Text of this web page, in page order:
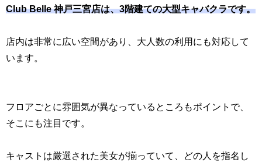
Club Belle 神戸三宮店は、3階建ての大型キャバクラです。
店内は非常に広い空間があり、大人数の利用にも対応して
います。
フロアごとに雰囲気が異なっているところもポイントで、
そこにも注目です。
キャストは厳選された美女が揃っていて、どの人を指名し